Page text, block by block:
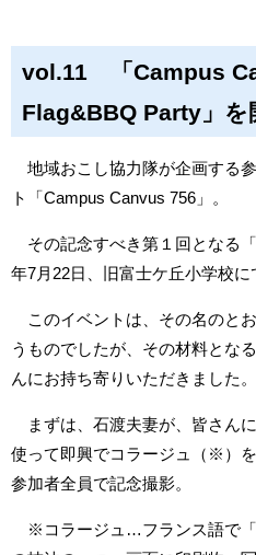
vol.11 「Campus
Flag&BBQ Party」を
地域おこし協力隊が企画する
ト「Campus Canvus 756」。
その記念すべき第１回となる
年7月22日、旧富士ケ丘小学校に
このイベントは、その名のと
うものでしたが、その材料とな
んにお持ち寄りいただきました。
まずは、石渡夫妻が、皆さん
使って即興でコラージュ（※）
参加者全員で記念撮影。
※コラージュ…フランス語で「